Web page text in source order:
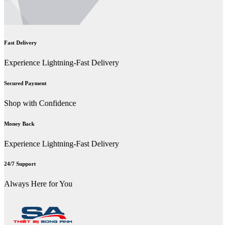
Fast Delivery
Experience Lightning-Fast Delivery
Secured Payment
Shop with Confidence
Money Back
Experience Lightning-Fast Delivery
24/7 Support
Always Here for You